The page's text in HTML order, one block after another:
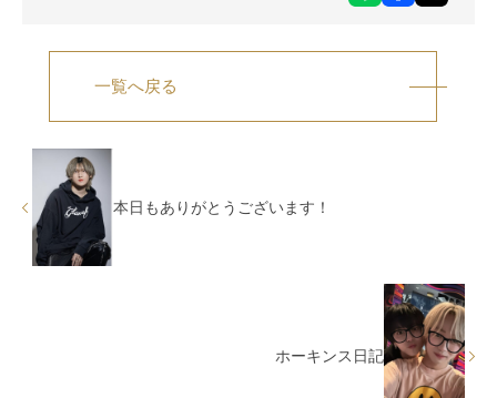
一覧へ戻る
本日もありがとうございます！
ホーキンス日記